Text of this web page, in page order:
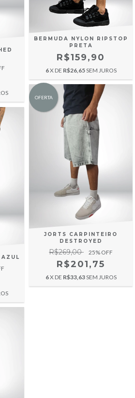
BERMUDA NYLON RIPSTOP
PRETA
R$159,90
6X DE R$26,65SEM JUROS
OFERTA
JORTS CARPINTEIRO
DESTROYED
R$269,00 25% OFF
R$201,75
6X DE R$33,63SEM JUROS